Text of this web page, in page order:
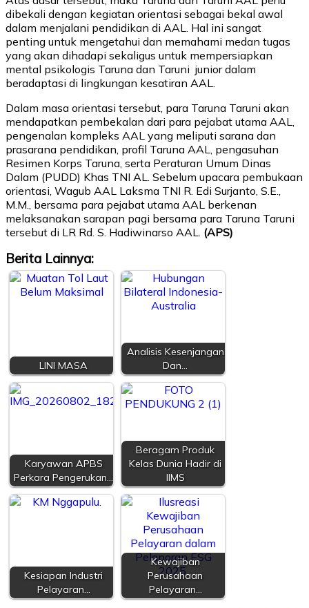
dibekali dengan kegiatan orientasi sebagai bekal awal
dalam menjalani pendidikan di AAL. Hal ini sangat
penting untuk mengetahui dan memahami medan tugas
yang akan dihadapi sekaligus untuk mempersiapkan
mental psikologis Taruna dan Taruni junior dalam
beradaptasi di lingkungan kesatiran AAL.
Dalam masa orientasi tersebut, para Taruna Taruni akan
mendapatkan pembekalan dari para pejabat utama AAL,
pengenalan kompleks AAL yang meliputi sarana dan
prasarana pendidikan, profil Taruna AAL, pengasuhan
Resimen Korps Taruna, serta Peraturan Umum Dinas
Dalam (PUDD) Khas TNI AL. Sebelum upacara pembukaan
orientasi, Wagub AAL Laksma TNI R. Edi Surjanto, S.E.,
M.M., bersama para pejabat utama AAL berkenan
melaksanakan sarapan pagi bersama para Taruna Taruni
tersebut di LR Rd. S. Hadiwinarso AAL. (APS)
Berita Lainnya:
LINI MASA
Analisis Kesenjangan
Dan…
Karyawan APBS
Perkara Pengerukan…
Beragam Produk
Kelas Dunia Hadir di
IIMS
Kesiapan Industri
Pelayaran…
Kewajiban
Perusahaan
Pelayaran…